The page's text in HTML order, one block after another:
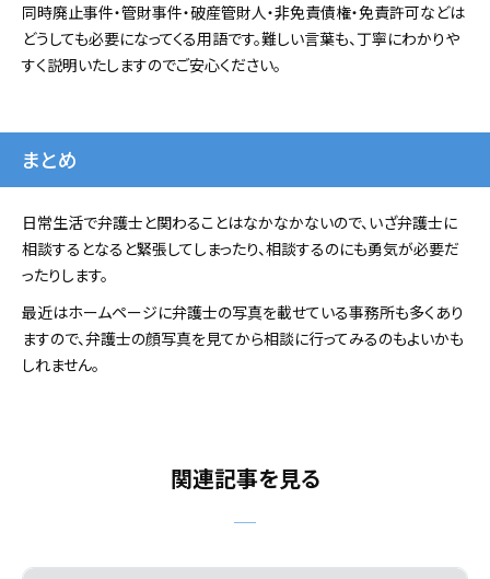
同時廃止事件・管財事件・破産管財人・非免責債権・免責許可などは
どうしても必要になってくる用語です。難しい言葉も、丁寧にわかりや
すく説明いたしますのでご安心ください。
まとめ
日常生活で弁護士と関わることはなかなかないので、いざ弁護士に
相談するとなると緊張してしまったり、相談するのにも勇気が必要だ
ったりします。
最近はホームページに弁護士の写真を載せている事務所も多くあり
ますので、弁護士の顔写真を見てから相談に行ってみるのもよいかも
しれません。
関連記事を見る